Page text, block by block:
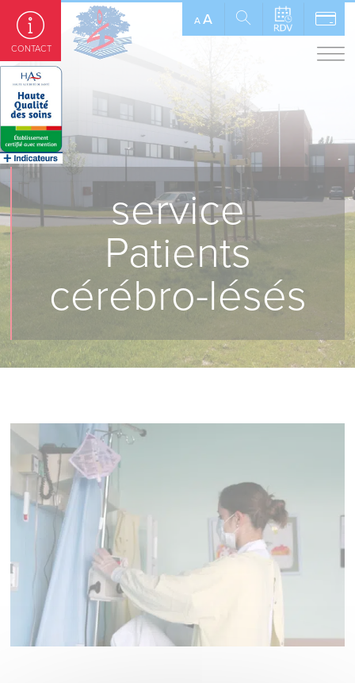
A A
service
Patients
cérébro-lésés
CONTACT
Panneau de gestion des cookies